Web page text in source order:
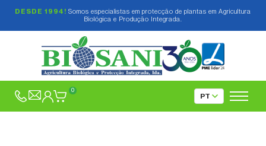
DESDE 1994! Somos especialistas em protecção de plantas em Agricultura
Biológica e Produção Integrada.
0